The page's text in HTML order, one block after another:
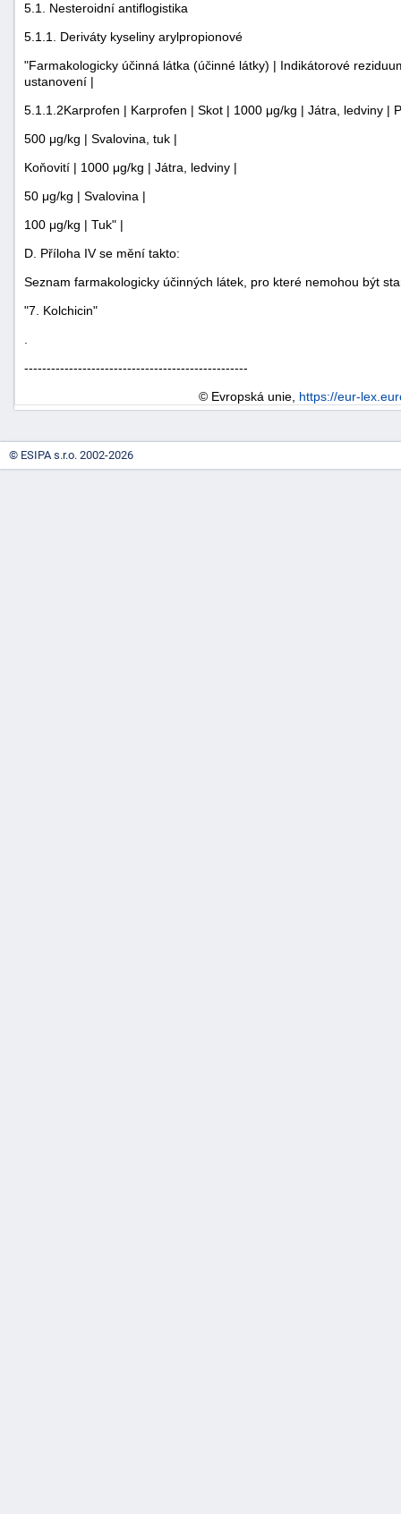
5.1. Nesteroidní antiflogistika
5.1.1. Deriváty kyseliny arylpropionové
"Farmakologicky účinná látka (účinné látky) | Indikátorové
ustanovení |
5.1.1.2Karprofen | Karprofen | Skot | 1000 μg/kg | Játra, ledviny |
500 μg/kg | Svalovina, tuk |
Koňovití | 1000 μg/kg | Játra, ledviny |
50 μg/kg | Svalovina |
100 μg/kg | Tuk" |
D. Příloha IV se mění takto:
Seznam farmakologicky účinných látek, pro které nemohou být
"7. Kolchicin"
--------------------------------------------------
© Evropská unie, https://eur-
© ESIPA s.r.o. 2002-2026